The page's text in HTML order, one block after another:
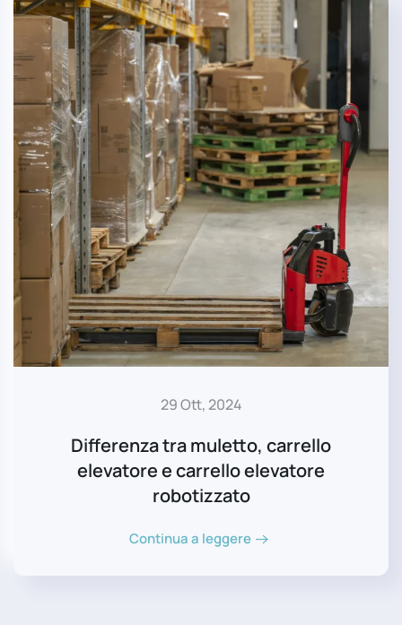
29 Ott, 2024
Differenza tra muletto, carrello
elevatore e carrello elevatore
robotizzato
Continua a leggere